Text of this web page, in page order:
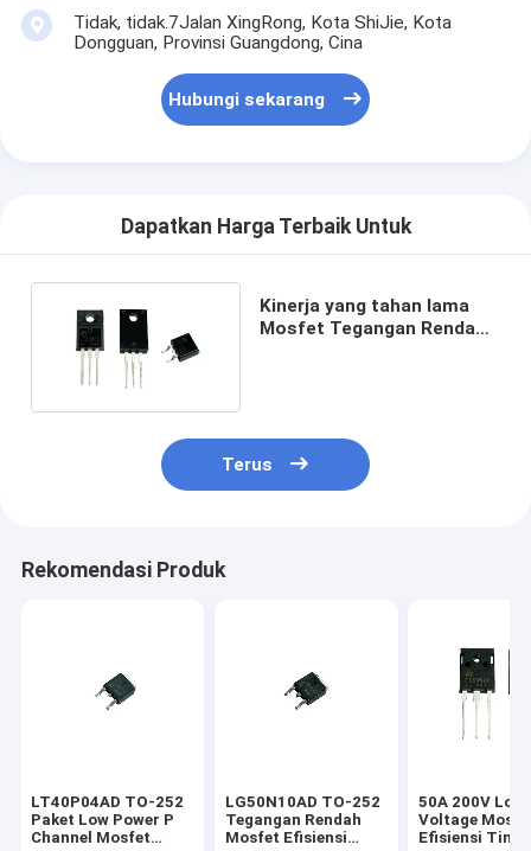
Tidak, tidak.7Jalan XingRong, Kota ShiJie, Kota
Dongguan, Provinsi Guangdong, Cina
Hubungi sekarang
Dapatkan Harga Terbaik Untuk
Kinerja yang tahan lama
Mosfet Tegangan Rendah
Terus
Rekomendasi Produk
LT40P04AD TO-252
Paket Low Power P
Channel Mosfet
LG50N10AD TO-252
Tegangan Rendah
Mosfet Efisiensi
50A 200V Low
Voltage
Efisiensi